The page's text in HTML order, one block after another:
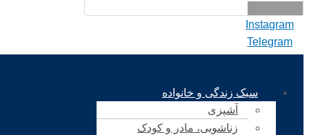
Instagram
Telegram
سبک زندگی و خانواده
آشپزی
زناشویی، مادر و کودک